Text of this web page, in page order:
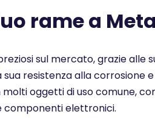
rame a
sul mercato, grazie alle
resistenza alla corrosione
oggetti di uso comune,
componenti elettronici.